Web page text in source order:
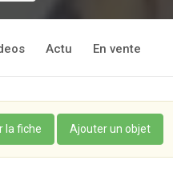
Actu En vente
la fiche Ajouter un objet